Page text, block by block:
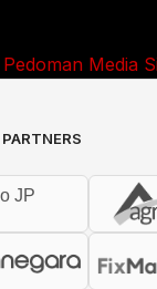
Pedoman Media